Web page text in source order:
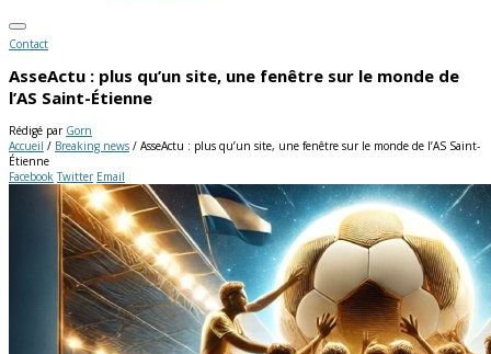
Contact
AsseActu : plus qu’un site, une fenêtre sur le monde de
l’AS Saint-Étienne
Rédigé par Gorn
Accueil / Breaking news / AsseActu : plus qu’un site, une fenêtre sur le monde de l’AS Saint-
Étienne
Facebook Twitter Email